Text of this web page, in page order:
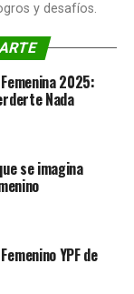
y desafíos.
2025:
Nada
se imagina
YPF de